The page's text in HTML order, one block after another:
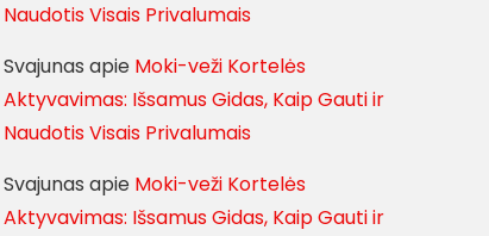
Naudotis Visais Privalumais
Svajunas apie Moki-veži Kortelės
Aktyvavimas: Išsamus Gidas, Kaip Gauti ir
Naudotis Visais Privalumais
Svajunas apie Moki-veži Kortelės
Aktyvavimas: Išsamus Gidas, Kaip Gauti ir